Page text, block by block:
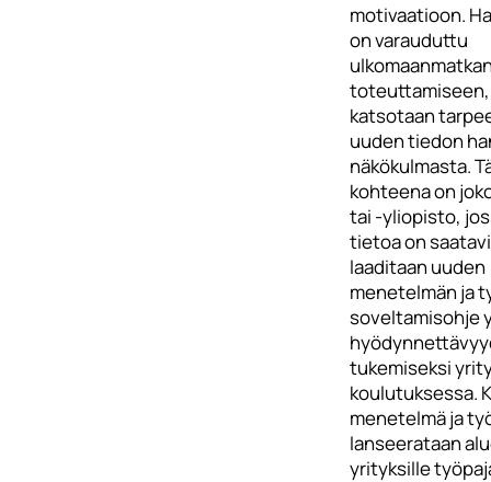
motivaatioon.
on varauduttu
toteuttamiseen,
katsotaan
uuden tiedon
näkökulmasta.
kohteena on
tai -yliopisto,
tietoa on
laaditaan uuden
menetelmän ja
soveltamisohje
tukemiseksi
koulutuksessa.
menetelmä ja
lanseerataan
yrityksille